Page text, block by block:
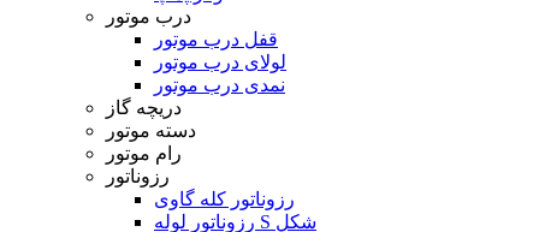
درب موتور
قفل درب موتور
لولای درب موتور
نمدی درب موتور
دریچه گاز
دسته موتور
رام موتور
رزوناتور
رزوناتور کله گاوی
رزوناتور لوله S شکل